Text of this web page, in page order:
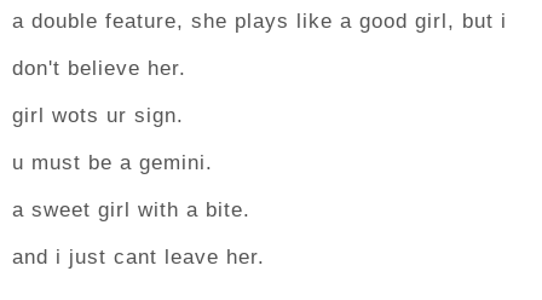
a double feature, she plays like a good girl, but i
don't believe her.
girl wots ur sign.
u must be a gemini.
a sweet girl with a bite.
and i just cant leave her.